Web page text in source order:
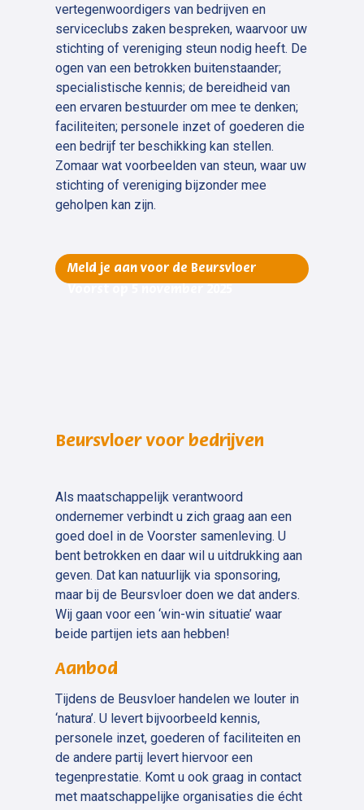
vertegenwoordigers van bedrijven en
serviceclubs zaken bespreken, waarvoor uw
stichting of vereniging steun nodig heeft. De
ogen van een betrokken buitenstaander;
specialistische kennis; de bereidheid van
een ervaren bestuurder om mee te denken;
faciliteiten; personele inzet of goederen die
een bedrijf ter beschikking kan stellen.
Zomaar wat voorbeelden van steun, waar uw
stichting of vereniging bijzonder mee
geholpen kan zijn.
Meld je aan voor de Beursvloer
Beursvloer voor bedrijven
Als maatschappelijk verantwoord
ondernemer verbindt u zich graag aan een
goed doel in de Voorster samenleving. U
bent betrokken en daar wil u uitdrukking aan
geven. Dat kan natuurlijk via sponsoring,
maar bij de Beursvloer doen we dat anders.
Wij gaan voor een ‘win-win situatie’ waar
beide partijen iets aan hebben!
Aanbod
Tijdens de Beusvloer handelen we louter in
‘natura’. U levert bijvoorbeeld kennis,
personele inzet, goederen of faciliteiten en
de andere partij levert hiervoor een
tegenprestatie. Komt u ook graag in contact
met maatschappelijke organisaties die écht